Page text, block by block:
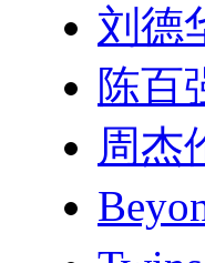
刘德
陈百
周杰